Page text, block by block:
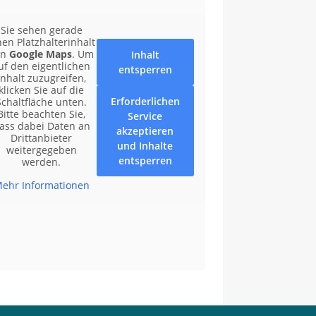
Sie sehen gerade
Platzhalterinhalt
Google Maps. Um
den eigentlichen
zuzugreifen,
klicken Sie auf die
unten.
beachten Sie,
dabei Daten an
Drittanbieter
weitergegeben
werden.
Informationen
Inhalt
entsperren
Erforderlichen
Service
akzeptieren
und Inhalte
entsperren